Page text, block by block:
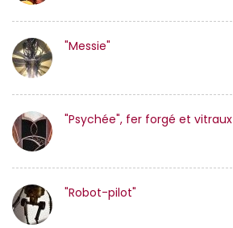
"Messie"
"Psychée", fer forgé et vitraux
"Robot-pilot"